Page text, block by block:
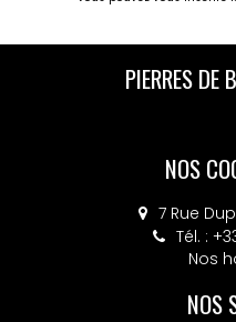
PIERRES DE
NOS
7 Rue
Tél. :
Nos
NOS